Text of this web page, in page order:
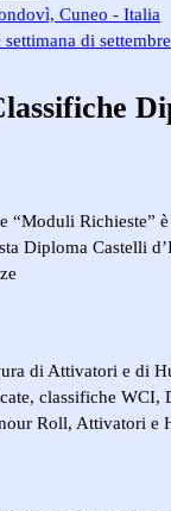
Cuneo - Italia
settimana di settembre
“Moduli Richieste”
Diploma Castelli
di Attivatori e di
classifiche WCI,
Roll, Attivatori e